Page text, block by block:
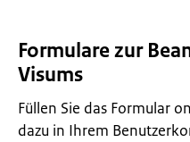
Formulare zur
Visums
Füllen Sie das Formular
dazu in Ihrem